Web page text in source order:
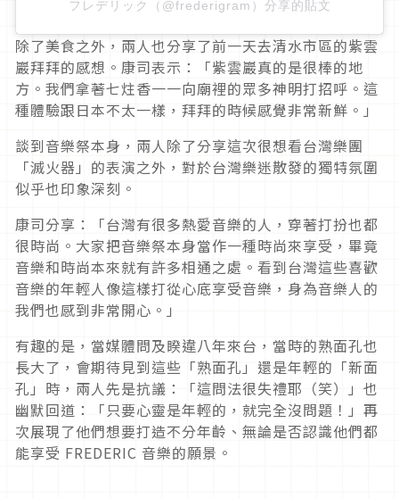
フレデリック（@frederigram）分享的貼文
除了美食之外，兩人也分享了前一天去清水市區的紫雲
巖拜拜的感想。康司表示：「紫雲巖真的是很棒的地
方。我們拿著七炷香一一向廟裡的眾多神明打招呼。這
種體驗跟日本不太一樣，拜拜的時候感覺非常新鮮。」
談到音樂祭本身，兩人除了分享這次很想看台灣樂團
「滅火器」的表演之外，對於台灣樂迷散發的獨特氛圍
似乎也印象深刻。
康司分享：「台灣有很多熱愛音樂的人，穿著打扮也都
很時尚。大家把音樂祭本身當作一種時尚來享受，畢竟
音樂和時尚本來就有許多相通之處。看到台灣這些喜歡
音樂的年輕人像這樣打從心底享受音樂，身為音樂人的
我們也感到非常開心。」
有趣的是，當媒體問及睽違八年來台，當時的熟面孔也
長大了，會期待見到這些「熟面孔」還是年輕的「新面
孔」時，兩人先是抗議：「這問法很失禮耶 （笑）
」也
幽默回道：「只要心靈是年輕的，就完全沒問題！」再
次展現了他們想要打造不分年齡、無論是否認識他們都
能享受 FREDERIC 音樂的願景。